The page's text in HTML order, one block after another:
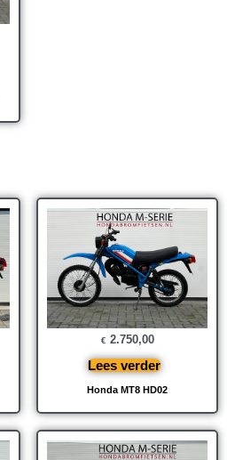
Honda MT8 HD02
€ 2.750,00
Lees verder